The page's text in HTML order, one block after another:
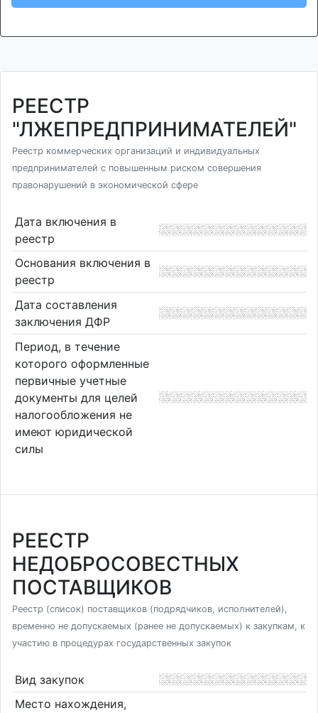
РЕЕСТР
"ЛЖЕПРЕДПРИНИМАТЕЛЕЙ"
Реестр коммерческих организаций и индивидуальных
предпринимателей с повышенным риском совершения
правонарушений в экономической сфере
Дата включения в
реестр
Основания включения в
реестр
Дата составления
заключения ДФР
Период, в течение
которого оформленные
первичные учетные
документы для целей
налогообложения не
имеют юридической
силы
РЕЕСТР
НЕДОБРОСОВЕСТНЫХ
ПОСТАВЩИКОВ
Реестр (список) поставщиков (подрядчиков, исполнителей),
временно не допускаемых (ранее не допускаемых) к закупкам, к
участию в процедурах государственных закупок
Вид закупок
Место нахождения,